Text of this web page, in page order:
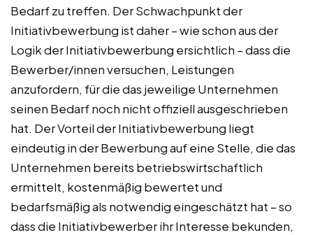
Bedarf zu treffen. Der Schwachpunkt der
Initiativbewerbung ist daher – wie schon aus der
Logik der Initiativbewerbung ersichtlich – dass die
Bewerber/innen versuchen, Leistungen
anzufordern, für die das jeweilige Unternehmen
seinen Bedarf noch nicht offiziell ausgeschrieben
hat. Der Vorteil der Initiativbewerbung liegt
eindeutig in der Bewerbung auf eine Stelle, die das
Unternehmen bereits betriebswirtschaftlich
ermittelt, kostenmäßig bewertet und
bedarfsmäßig als notwendig eingeschätzt hat – so
dass die Initiativbewerber ihr Interesse bekunden,